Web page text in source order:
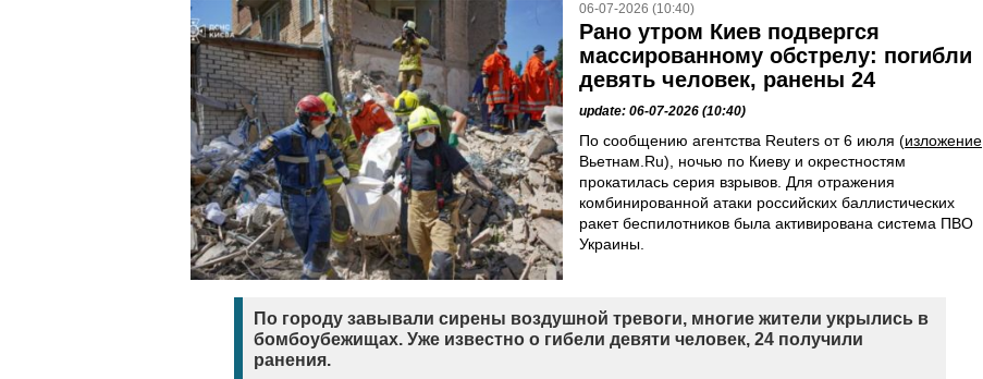
06-07-2026 (10:40)
Рано утром Киев подвергся
массированному обстрелу: погибли
девять человек, ранены 24
update: 06-07-2026 (10:40)
По сообщению агентства Reuters от 6 июля (изложение
Вьетнам.Ru), ночью по Киеву и окрестностям
прокатилась серия взрывов. Для отражения
комбинированной атаки российских баллистических
ракет беспилотников была активирована система ПВО
Украины.
По городу завывали сирены воздушной тревоги, многие жители укрылись в
бомбоубежищах. Уже известно о гибели девяти человек, 24 получили
ранения.